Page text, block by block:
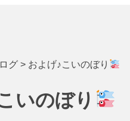
グ > およげ♪こいのぼり
いのぼり